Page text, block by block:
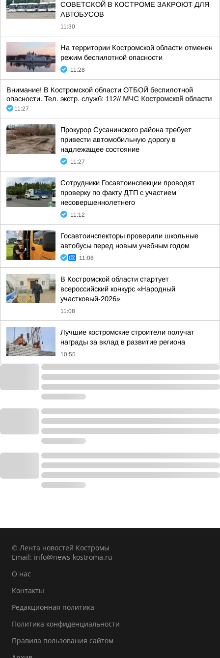
СОВЕТСКОЙ В КОСТРОМЕ ЗАКРОЮТ ДЛЯ
АВТОБУСОВ
11:30
На территории Костромской области отменен
режим беспилотной опасности
11:28
Внимание! В Костромской области ОТБОЙ беспилотной
опасности. Тел. экстр. служб: 112// МЧС Костромской области
11:27
Прокурор Сусанинского района требует
привести автомобильную дорогу в
надлежащее состояние
11:27
Сотрудники Госавтоинспекции проводят
проверку по факту ДТП с участием
несовершеннолетнего
11:12
Госавтоинспекторы проверили школьные
автобусы перед новым учебным годом
11:08
В Костромской области стартует
всероссийский конкурс «Народный
участковый-2026»
11:08
Лучшие костромские строители получат
награды за вклад в развитие региона
10:55
© Лента новостей Костромы
Email: info@news-kostroma.ru
О нас
Контакты
Редакционная политика
Политика конфиденциальности
Правила пользования сайтом